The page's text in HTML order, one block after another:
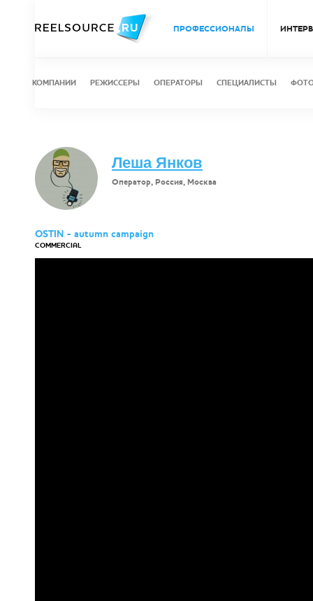
ПРОФЕССИОНАЛЫ
КОМПАНИИ РЕЖИССЕРЫ ОПЕРАТОРЫ СПЕЦИАЛИСТЫ
Леша Янков
Оператор, Россия, Москва
OSTIN - autumn campaign
COMMERCIAL